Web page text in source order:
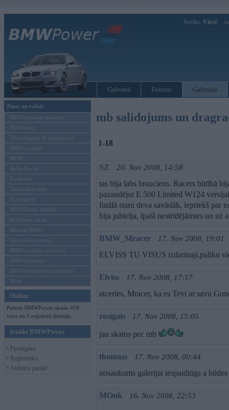
Sveiks, Viesi!
Galvenā Forums Galerijas
Ziņas un raksti
BMW modeļu jaunumi
BMW testi
Tehnoloģijas & sasniegumi
BMW Latvijā
MINI
Rolls-Royce
Pasākumi
Vadāmības tests
Autosports
BMWPower aktuāli
Reklāmas raksti
Mēneša BMW
Sērijveida tūnings
BMW pasaules jaunumi
BMW koncepti
BMW konkurentu jaunumi
Moto
Online
Pašreiz BMWPower skatās 418
viesi un 5 reģistrēti lietotāji.
Ienākt BMWPower
• Pieslēgties
• Reģistrēties
• Aizmirsi paroli?
mb salidojums un
1-18
SZ 20. Nov 2008, 14:58
tas bija labs brauciens. Racers būtībā
pazaudējot E 500 Limited W124
finālā staru deva savādāk, iepriekš par
bija jubielja, īpaši nestrīdējāmies un uz
BMW_Mracer 17. Nov 2008, 19:01
ELVISS TU VISUS izdarinaji,paliku
Elviss 17. Nov 2008, 17:17
atceries, Mracer, ka es Tevi ar savu
rosigais 17. Nov 2008, 15:05
jau skatos pec mb
thomass 17. Nov 2008, 00:44
nosaukums galerijai iespaidiiigs a
MOnk 16. Nov 2008, 22:53